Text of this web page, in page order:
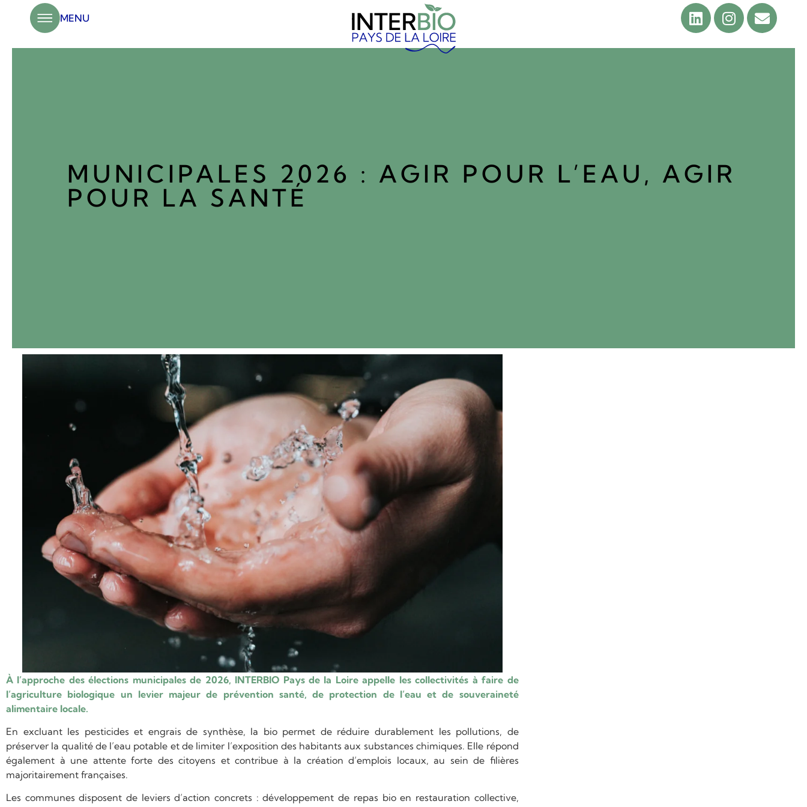
MENU
MUNICIPALES 2026 : AGIR POUR L’EAU, AGIR
POUR LA SANTÉ
À l’approche des élections municipales de 2026, INTERBIO Pays de la Loire appelle les collectivités à faire de
l’agriculture biologique un levier majeur de prévention santé, de protection de l’eau et de souveraineté
alimentaire locale.
En excluant les pesticides et engrais de synthèse, la bio permet de réduire durablement les pollutions, de
préserver la qualité de l’eau potable et de limiter l’exposition des habitants aux substances chimiques. Elle répond
également à une attente forte des citoyens et contribue à la création d’emplois locaux, au sein de filières
majoritairement françaises.
Les communes disposent de leviers d’action concrets : développement de repas bio en restauration collective,
Panneau de gestion des cookies